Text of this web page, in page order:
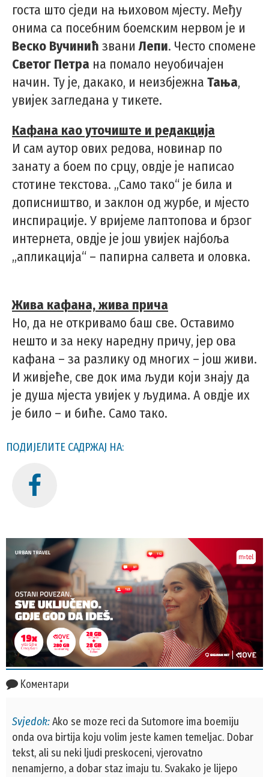
госта што сједи на њиховом мјесту. Међу
онима са посебним боемским нервом је и
Веско Вучинић звани Лепи. Често спомене
Светог Петра на помало неуобичајен
начин. Ту је, дакако, и неизбјежна Тања,
увијек загледана у тикете.
Кафана као уточиште и редакција
И сам аутор ових редова, новинар по
занату а боем по срцу, овдје је написао
стотине текстова. „Само тако“ је била и
дописништво, и заклон од журбе, и мјесто
инспирације. У вријеме лаптопова и брзог
интернета, овдје је још увијек најбоља
„апликација“ – папирна салвета и оловка.
Жива кафана, жива прича
Но, да не откривамо баш све. Оставимо
нешто и за неку наредну причу, јер ова
кафана – за разлику од многих – још живи.
И живјеће, све док има људи који знају да
је душа мјеста увијек у људима. А овдје их
је било – и биће. Само тако.
ПОДИЈЕЛИТЕ САДРЖАЈ НА:
Коментари
Svjedok:Ako se moze reci da Sutomore ima boemiju
onda ova birtija koju volim jeste kamen temeljac. Dobar
tekst, ali su neki ljudi preskoceni, vjerovatno
nenamjerno, a dobar staz imaju tu. Svakako je lijepo